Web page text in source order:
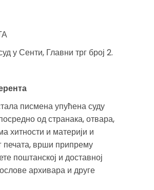
у Сенти, Главни трг број 2.
писмена упућена суду
од странака, отвара,
хитности и материји и
печата, врши припрему
поштанској и доставној
архивара и друге